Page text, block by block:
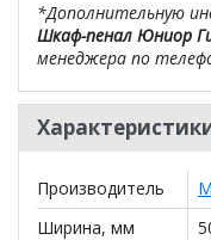
*Дополнительную
Шкаф-пенал Юниор
менеджера по
**Цены на
действительны
могут отличаться
Производитель
Ширина, мм